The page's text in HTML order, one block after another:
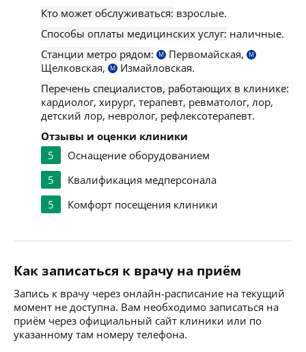
Кто может обслуживаться: взрослые.
Способы оплаты медицинских услуг: наличные.
Станции метро рядом:
М Первомайская, М
Щелковская, М
Измайловская.
Перечень специалистов, работающих в клинике:
кардиолог, хирург, терапевт, ревматолог, лор,
детский лор, невролог, рефлексотерапевт.
Отзывы и оценки клиники
5
Оснащение оборудованием
5
Квалификация медперсонала
5
Комфорт посещения клиники
Как записаться к врачу на приём
Запись к врачу через онлайн-расписание на текущий
момент не доступна. Вам необходимо записаться на
приём через официальный сайт клиники или по
указанному там номеру телефона.